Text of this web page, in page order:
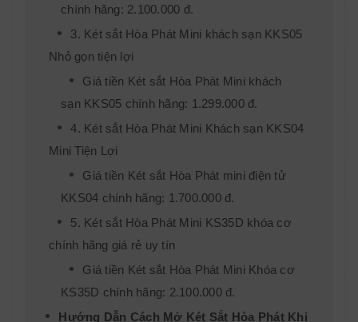
chính hãng: 2.100.000 đ.
3. Két sắt Hòa Phát Mini khách sạn KKS05
Nhỏ gọn tiện lợi
Giá tiền Két sắt Hòa Phát Mini khách
sạn KKS05 chính hãng: 1.299.000 đ.
4. Két sắt Hòa Phát Mini Khách sạn KKS04
Mini Tiện Lợi
Giá tiền Két sắt Hòa Phát mini điện tử
KKS04 chính hãng: 1.700.000 đ.
5. Két sắt Hòa Phát Mini KS35D khóa cơ
chính hãng giá rẻ uy tín
Giá tiền Két sắt Hòa Phát Mini Khóa cơ
KS35D chính hãng: 2.100.000 đ.
Hướng Dẫn Cách Mở Két Sắt Hòa Phát Khi